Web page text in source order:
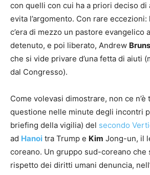
con quelli con cui ha a priori deciso di
evita l’argomento. Con rare eccezioni:
c’era di mezzo un pastore evangelico
detenuto, e poi liberato, Andrew
che si vide privare d’una fetta di aiuti
dal Congresso).
Come volevasi dimostrare, non ce n’è
questione nelle minute degli incontri
briefing della vigilia) del secondo
ad Hanoi tra Trump e Kim Jong-un, il
coreano. Un gruppo sud-coreano che
rispetto dei diritti umani denuncia,